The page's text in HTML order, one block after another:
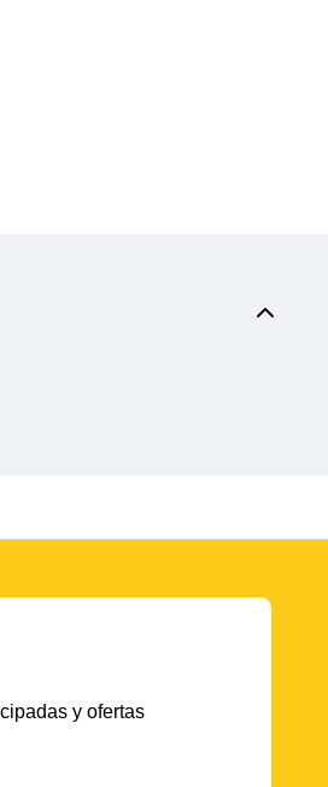
y ofertas